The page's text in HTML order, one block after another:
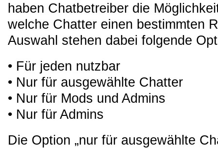
haben Chatbetreiber die
welche Chatter einen bestimmten
Auswahl stehen dabei folgende
• Für jeden nutzbar
• Nur für ausgewählte Chatter
• Nur für Mods und Admins
• Nur für Admins
Die Option „nur für ausgewählte